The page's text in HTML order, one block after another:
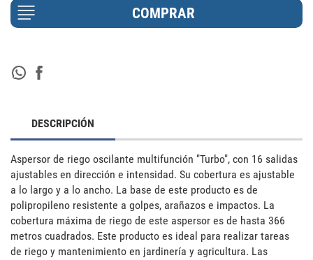
DESCRIPCIÓN
Aspersor de riego oscilante multifunción "Turbo", con 16 salidas
ajustables en dirección e intensidad. Su cobertura es ajustable
a lo largo y a lo ancho. La base de este producto es de
polipropileno resistente a golpes, arañazos e impactos. La
cobertura máxima de riego de este aspersor es de hasta 366
metros cuadrados. Este producto es ideal para realizar tareas
de riego y mantenimiento en jardinería y agricultura. Las